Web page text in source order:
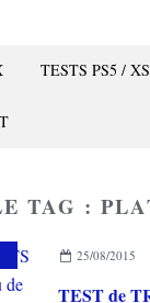
TESTS PS5 /
TAG :
25/08/2015